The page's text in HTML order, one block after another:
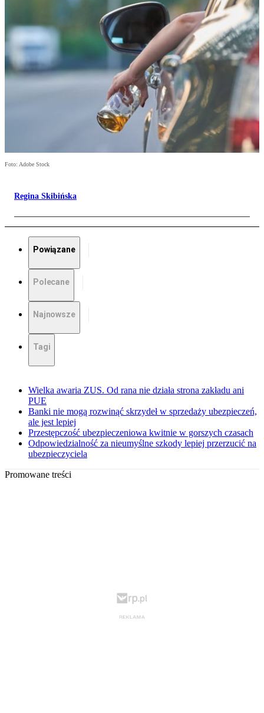
Foto: Adobe Stock
Regina Skibińska
Powiązane
Polecane
Najnowsze
Tagi
Wielka awaria ZUS. Od rana nie działa strona zakładu ani
PUE
Banki nie mogą rozwinąć skrzydeł w sprzedaży ubezpieczeń,
ale jest lepiej
Przestępczość ubezpieczeniowa kwitnie w gorszych czasach
Odpowiedzialność za nieumyślne szkody lepiej przerzucić na
ubezpieczyciela
Promowane treści